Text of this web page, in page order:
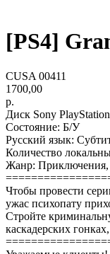
[PS4]
CUSA 00411
1700,00
р.
Диск Sony
Состояние: Б/У
Русский язык:
Количество
Жанр: Приключения,
Чтобы провести
ужас психопату
Стройте
каскадерских